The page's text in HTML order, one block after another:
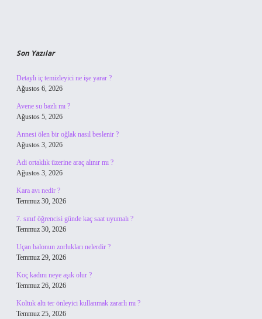
Son Yazılar
Detaylı iç temizleyici ne işe yarar ?
Ağustos 6, 2026
Avene su bazlı mı ?
Ağustos 5, 2026
Annesi ölen bir oğlak nasıl beslenir ?
Ağustos 3, 2026
Adi ortaklık üzerine araç alınır mı ?
Ağustos 3, 2026
Kara avı nedir ?
Temmuz 30, 2026
7. sınıf öğrencisi günde kaç saat uyumalı ?
Temmuz 30, 2026
Uçan balonun zorlukları nelerdir ?
Temmuz 29, 2026
Koç kadını neye aşık olur ?
Temmuz 26, 2026
Koltuk altı ter önleyici kullanmak zararlı mı ?
Temmuz 25, 2026